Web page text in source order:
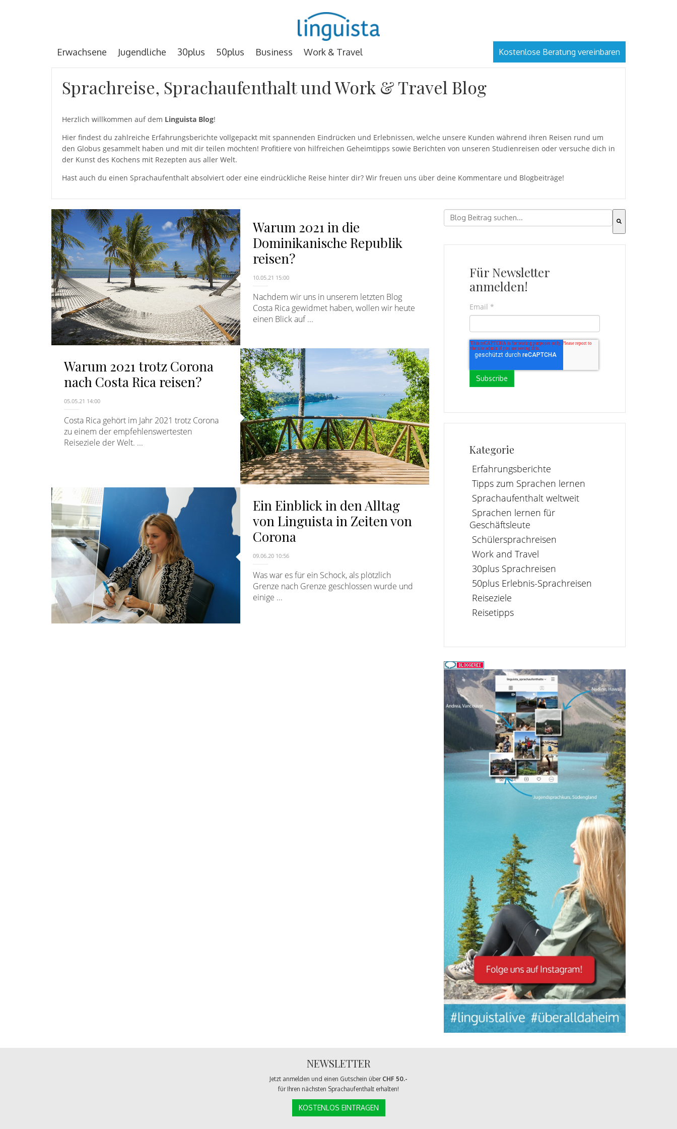
Erwachsene Jugendliche 30plus 50plus Business Work & Travel Kostenlose Beratung vereinbaren
Sprachreise, Sprachaufenthalt und Work & Travel Blog
Herzlich willkommen auf dem Linguista Blog!
Hier findest du zahlreiche Erfahrungsberichte vollgepackt mit spannenden Eindrücken und Erlebnissen, welche unsere Kunden während ihren Reisen rund um
den Globus gesammelt haben und mit dir teilen möchten! Profitiere von hilfreichen Geheimtipps sowie Berichten von unseren Studienreisen oder versuche dich in
der Kunst des Kochens mit Rezepten aus aller Welt.
Hast auch du einen Sprachaufenthalt absolviert oder eine eindrückliche Reise hinter dir? Wir freuen uns über deine Kommentare und Blogbeiträge!
Warum 2021 in die
Dominikanische Republik
reisen?
10.05.21 15:00
Nachdem wir uns in unserem letzten Blog
Costa Rica gewidmet haben, wollen wir heute
einen Blick auf ...
Warum 2021 trotz Corona
nach Costa Rica reisen?
05.05.21 14:00
Costa Rica gehört im Jahr 2021 trotz Corona
zu einem der empfehlenswertesten
Reiseziele der Welt. ...
Ein Einblick in den Alltag
von Linguista in Zeiten von
Corona
09.06.20 10:56
Was war es für ein Schock, als plötzlich
Grenze nach Grenze geschlossen wurde und
einige ...
Dies ist ein Suchfeld mit einer automatischen
Für Newsletter
anmelden!
Email *
Kategorie
Erfahrungsberichte
Tipps zum Sprachen lernen
Sprachaufenthalt weltweit
Sprachen lernen für
Geschäftsleute
Schülersprachreisen
Work and Travel
30plus Sprachreisen
50plus Erlebnis-Sprachreisen
Reiseziele
Reisetipps
NEWSLETTER
Jetzt anmelden und einen Gutschein über CHF 50.-
für Ihren nächsten Sprachaufenthalt erhalten!
KOSTENLOS EINTRAGEN